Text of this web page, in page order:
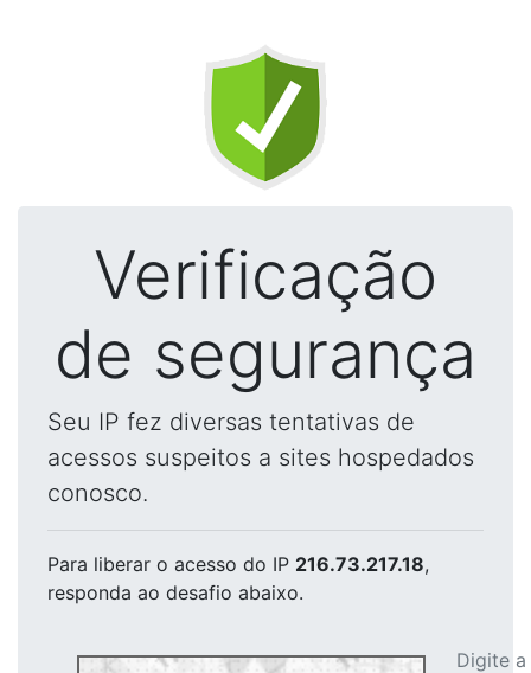
Verificação
de segurança
Seu IP fez diversas tentativas de
acessos suspeitos a sites hospedados
conosco.
Para liberar o acesso do IP 216.73.217.18,
responda ao desafio abaixo.
Digite